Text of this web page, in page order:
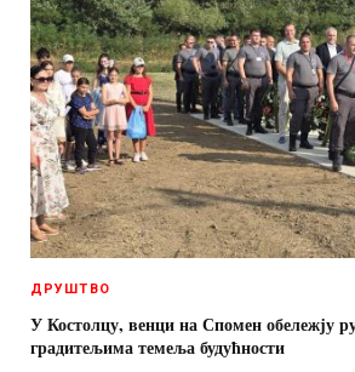
ДРУШТВО
У Костолцу, венци на Спомен обележју
градитељима темеља будућности